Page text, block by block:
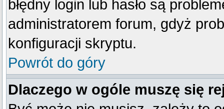
błędny login lub hasło są
administratorem forum, gdyż
konfiguracji skryptu.
Powrót do góry
Dlaczego w ogóle muszę się